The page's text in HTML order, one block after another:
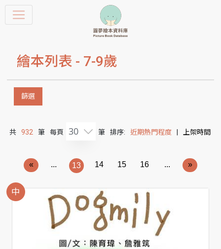
繪本列表 - 7-9歲
篩選
共 932 筆 每頁 30 筆 排序: 近期熱門程度 上架時間
« ... 13 14 15 16 ... »
中